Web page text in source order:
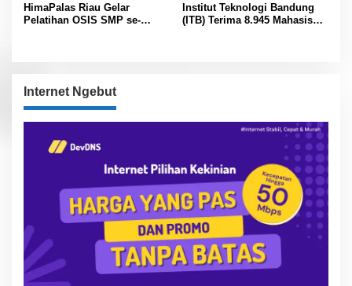
HimaPalas Riau Gelar
Pelatihan OSIS SMP se-
Institut Teknologi Bandung
(ITB) Terima 8.945 Mahasiswa
Internet Ngebut